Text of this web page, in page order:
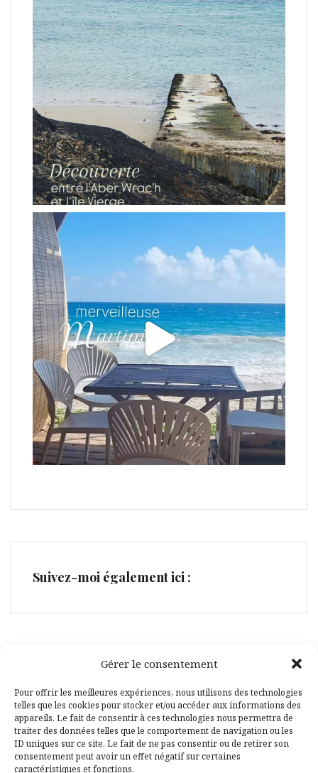
Gérer le consentement
Pour offrir les meilleures expériences, nous utilisons des technologies
telles que les cookies pour stocker et/ou accéder aux informations des
appareils. Le fait de consentir à ces technologies nous permettra de
traiter des données telles que le comportement de navigation ou les
ID uniques sur ce site. Le fait de ne pas consentir ou de retirer son
consentement peut avoir un effet négatif sur certaines
caractéristiques et fonctions.
Suivez-moi également ici :
Facebook
Pinterest